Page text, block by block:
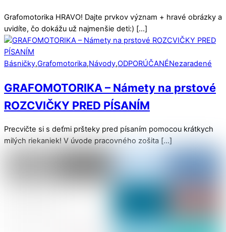
Grafomotorika HRAVO! Dajte prvkov význam + hravé obrázky a
uvidíte, čo dokážu už najmenšie deti:) […]
Básničky,Grafomotorika,Návody,ODPORÚČANÉNezaradené
GRAFOMOTORIKA – Námety na prstové
ROZCVIČKY PRED PÍSANÍM
Precvičte si s deťmi pršteky pred písaním pomocou krátkych
milých riekaniek! V úvode pracovného zošita […]